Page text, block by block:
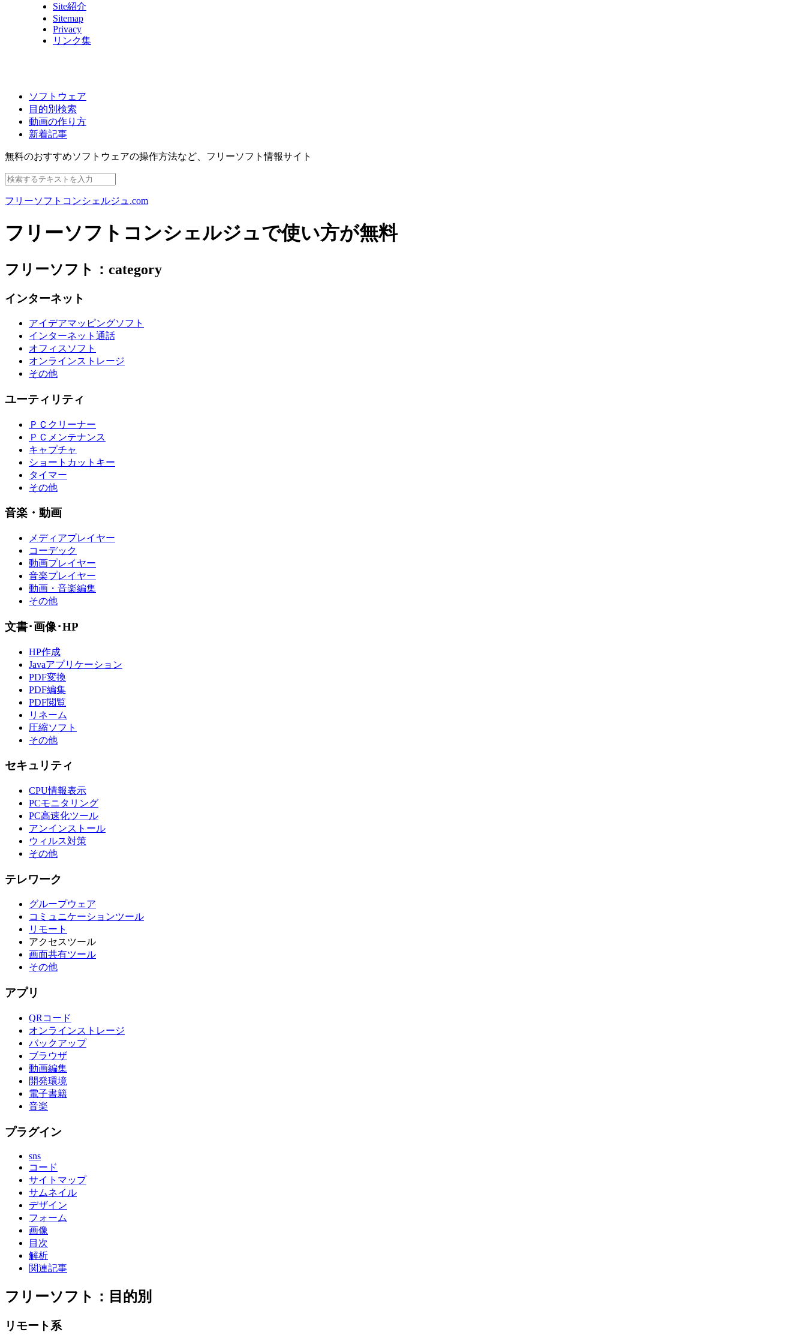
Site紹介
Sitemap
Privacy
リンク集
ソフトウェア
目的別検索
動画の作り方
新着記事
無料のおすすめソフトウェアの操作方法など、 フリーソフト情報サイト
フリーソフトコンシェルジュ.com
フリーソフトコンシェルジュで使い方が無料
フリーソフト：category
インターネット
アイデアマッピングソフト
インターネット通話
オフィスソフト
オンラインストレージ
その他
ユーティリティ
ＰＣクリーナー
ＰＣメンテナンス
キャプチャ
ショートカットキー
タイマー
その他
音楽・動画
メディアプレイヤー
コーデック
動画プレイヤー
音楽プレイヤー
動画・音楽編集
その他
文書･画像･HP
HP作成
Javaアプリケーション
PDF変換
PDF編集
PDF閲覧
リネーム
圧縮ソフト
その他
セキュリティ
CPU情報表示
PCモニタリング
PC高速化ツール
アンインストール
ウィルス対策
その他
テレワーク
グループウェア
コミュニケーションツール
リモート
アクセスツール
画面共有ツール
その他
アプリ
QRコード
オンラインストレージ
バックアップ
ブラウザ
動画編集
開発環境
電子書籍
音楽
プラグイン
sns
コード
サイトマップ
サムネイル
デザイン
フォーム
画像
目次
解析
関連記事
フリーソフト：目的別
リモート系